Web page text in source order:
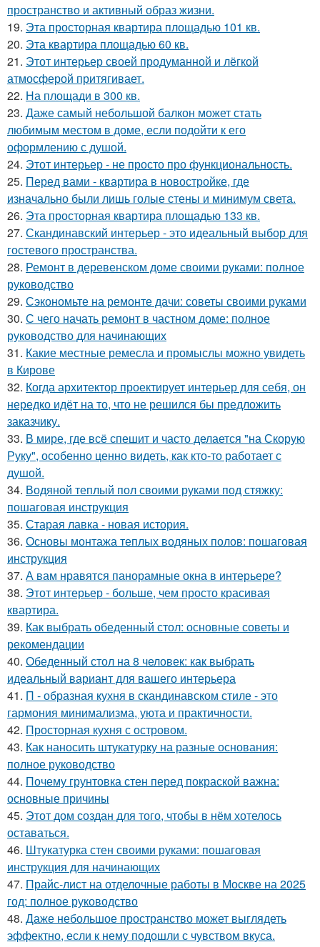
пространство и активный образ жизни.
19. Эта просторная квартира площадью 101 кв.
20. Эта квартира площадью 60 кв.
21. Этот интерьер своей продуманной и лёгкой
атмосферой притягивает.
22. На площади в 300 кв.
23. Даже самый небольшой балкон может стать
любимым местом в доме, если подойти к его
оформлению с душой.
24. Этот интерьер - не просто про функциональность.
25. Перед вами - квартира в новостройке, где
изначально были лишь голые стены и минимум света.
26. Эта просторная квартира площадью 133 кв.
27. Скандинавский интерьер - это идеальный выбор для
гостевого пространства.
28. Ремонт в деревенском доме своими руками: полное
руководство
29. Сэкономьте на ремонте дачи: советы своими руками
30. С чего начать ремонт в частном доме: полное
руководство для начинающих
31. Какие местные ремесла и промыслы можно увидеть
в Кирове
32. Когда архитектор проектирует интерьер для себя, он
нередко идёт на то, что не решился бы предложить
заказчику.
33. В мире, где всё спешит и часто делается "на Скорую
Руку", особенно ценно видеть, как кто-то работает с
душой.
34. Водяной теплый пол своими руками под стяжку:
пошаговая инструкция
35. Старая лавка - новая история.
36. Основы монтажа теплых водяных полов: пошаговая
инструкция
37. А вам нравятся панорамные окна в интерьере?
38. Этот интерьер - больше, чем просто красивая
квартира.
39. Как выбрать обеденный стол: основные советы и
рекомендации
40. Обеденный стол на 8 человек: как выбрать
идеальный вариант для вашего интерьера
41. П - образная кухня в скандинавском стиле - это
гармония минимализма, уюта и практичности.
42. Просторная кухня с островом.
43. Как наносить штукатурку на разные основания:
полное руководство
44. Почему грунтовка стен перед покраской важна:
основные причины
45. Этот дом создан для того, чтобы в нём хотелось
оставаться.
46. Штукатурка стен своими руками: пошаговая
инструкция для начинающих
47. Прайс-лист на отделочные работы в Москве на 2025
год: полное руководство
48. Даже небольшое пространство может выглядеть
эффектно, если к нему подошли с чувством вкуса.